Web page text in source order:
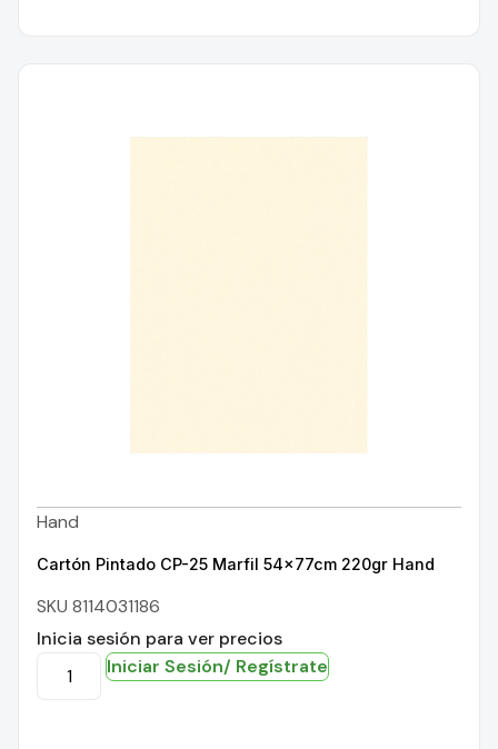
Hand
Cartón Pintado CP-25 Marfil 54x77cm 220gr Hand
SKU 8114031186
Inicia sesión para ver precios
Iniciar Sesión/ Regístrate